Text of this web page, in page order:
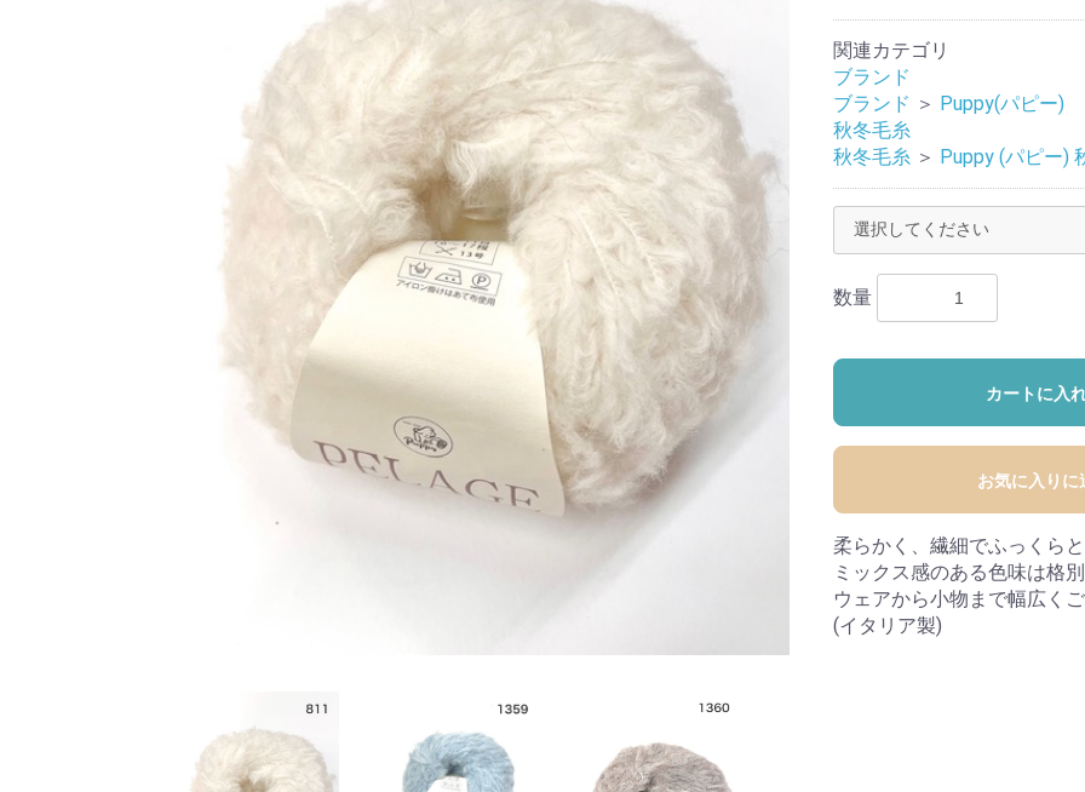
関連カテゴリ
ブランド
ブランド ＞ Puppy(パピー)
秋冬毛糸
秋冬毛糸 ＞ Puppy (パピー)
数量
カートに入
お気に入りに
柔らかく、繊細でふっくらと
ミックス感のある色味は格
ウェアから小物まで幅広く
(イタリア製)